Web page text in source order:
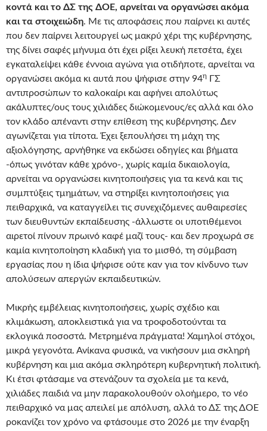
κοντά και το ΔΣ της ΔΟΕ, αρνείται να οργανώσει ακόμα
και τα στοιχειώδη. Με τις αποφάσεις που παίρνει κι αυτές
που δεν παίρνει λειτουργεί ως μακρύ χέρι της κυβέρνησης,
της δίνει σαφές μήνυμα ότι έχει ρίξει λευκή πετσέτα, έχει
εγκαταλείψει κάθε έννοια αγώνα για οτιδήποτε, αρνείται να
οργανώσει ακόμα κι αυτά που ψήφισε στην 94η ΓΣ
αντιπροσώπων το καλοκαίρι και αφήνει απολύτως
ακάλυπτες/ους τους χιλιάδες διώκομενους/ες αλλά και όλο
τον κλάδο απέναντι στην επίθεση της κυβέρνησης. Δεν
αγωνίζεται για τίποτα. Έχει ξεπουλήσει τη μάχη της
αξιολόγησης, αρνήθηκε να εκδώσει οδηγίες και βήματα
-όπως γινόταν κάθε χρόνο-, χωρίς καμία δικαιολογία,
αρνείται να οργανώσει κινητοποιήσεις για τα κενά και τις
συμπτύξεις τμημάτων, να στηρίξει κινητοποιήσεις για
πειθαρχικά, να καταγγείλει τις συνεχιζόμενες αυθαιρεσίες
των διευθυντών εκπαίδευσης -άλλωστε οι υποτιθέμενοι
αιρετοί πίνουν πρωινό καφέ μαζί τους- και δεν προχωρά σε
καμία κινητοποίηση κλαδική για το μισθό, τη σύμβαση
εργασίας που η ίδια ψήφισε ούτε καν για τον κίνδυνο των
απολύσεων απεργών εκπαιδευτικών.
Μικρής εμβέλειας κινητοποιήσεις, χωρίς σχέδιο και
κλιμάκωση, αποκλειστικά για να τροφοδοτούνται τα
εκλογικά ποσοστά. Μετρημένα πράγματα! Χαμηλοί στόχοι,
μικρά γεγονότα. Ανίκανα φυσικά, να νικήσουν μια σκληρή
κυβέρνηση και μια ακόμα σκληρότερη κυβερνητική πολιτική.
Κι έτσι φτάσαμε να στενάζουν τα σχολεία με τα κενά,
χιλιάδες παιδιά να μην παρακολουθούν ολοήμερο, το νέο
πειθαρχικό να μας απειλεί με απόλυση, αλλά το ΔΣ της ΔΟΕ
ροκανίζει τον χρόνο να φτάσουμε στο 2026 με την έναρξη